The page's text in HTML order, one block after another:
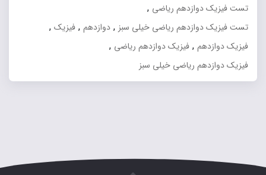
تست فیزیک دوازدهم ریاضی ,
تست فیزیک دوازدهم ریاضی خیلی سبز , دوازدهم , فیزیک ,
فیزیک دوازدهم , فیزیک دوازدهم ریاضی ,
فیزیک دوازدهم ریاضی خیلی سبز